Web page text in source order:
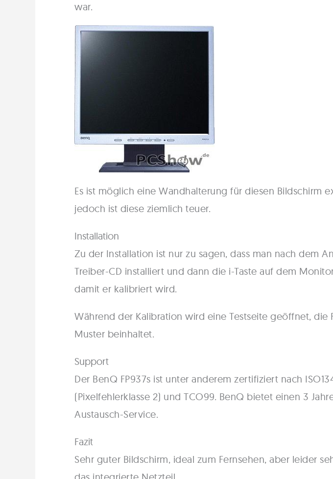
war.
Es ist möglich eine Wandhalterung für diesen Bildschirm
jedoch ist diese ziemlich teuer.
Installation
Zu der Installation ist nur zu sagen, dass man nach dem
Treiber-CD installiert und dann die i-Taste auf dem
damit er kalibriert wird.
Während der Kalibration wird eine Testseite geöffnet, die
Muster beinhaltet.
Support
Der BenQ FP937s ist unter anderem zertifiziert nach
(Pixelfehlerklasse 2) und TCO99. BenQ bietet einen 3
Austausch-Service.
Fazit
Sehr guter Bildschirm, ideal zum Fernsehen, aber leider